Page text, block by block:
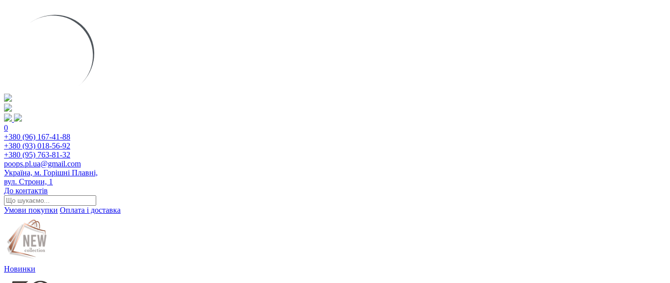
0
+380 (96) 167-41-88
+380 (93) 018-56-92
+380 (95) 763-81-32
poops.pl.ua@gmail.com
Україна, м. Горішні Плавні,
вул. Строни, 1
До контактів
Умови покупки Оплата і доставка
Новинки